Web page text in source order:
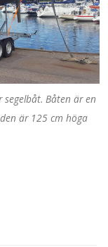
segelbåt. Båten är en
är 125 cm höga